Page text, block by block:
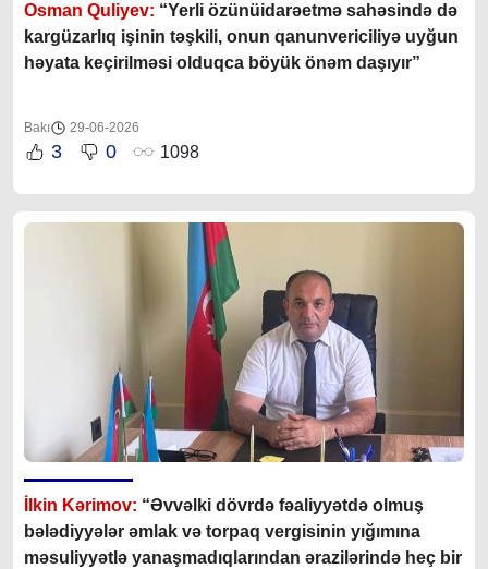
Osman Quliyev: “Yerli özünüidarəetmə sahəsində də
kargüzarlıq işinin təşkili, onun qanunvericiliyə uyğun
həyata keçirilməsi olduqca böyük önəm daşıyır”
Bakı 29-06-2026
3 0 1098
İlkin Kərimov: “Əvvəlki dövrdə fəaliyyətdə olmuş
bələdiyyələr əmlak və torpaq vergisinin yığımına
məsuliyyətlə yanaşmadıqlarından ərazilərində heç bir